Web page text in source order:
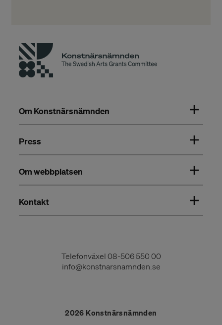
Om Konstnärsnämnden
Press
Om webbplatsen
Kontakt
Telefonväxel 08-506 550 00
info@konstnarsnamnden.se
2026 Konstnärsnämnden